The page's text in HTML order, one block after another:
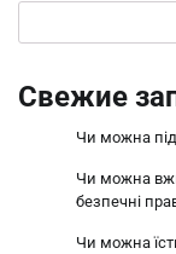
Свежие
Чи можна
Чи можна
безпечні
Чи можна